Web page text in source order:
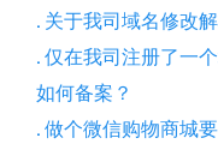
. 关于我司域名修改
. 仅在我司注册了一
如何备案？
. 做个微信购物商城